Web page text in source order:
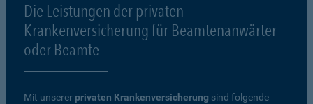
Die Leistungen der privaten
Krankenversicherung für Beamtenanwärter
oder Beamte
Mit unserer privaten Krankenversicherung sind folgende